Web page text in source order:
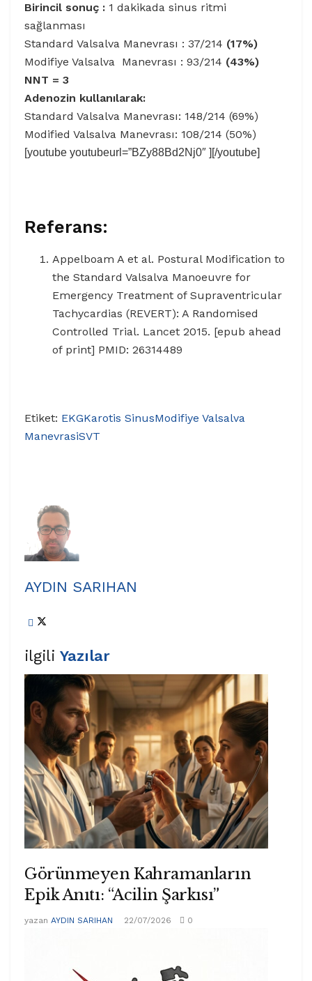
Birincil sonuç : 1 dakikada sinus ritmi
sağlanması
Standard Valsalva Manevrası : 37/214 (17%)
Modifiye Valsalva Manevrası : 93/214 (43%)
NNT = 3
Adenozin kullanılarak:
Standard Valsalva Manevrası: 148/214 (69%)
Modified Valsalva Manevrası: 108/214 (50%)
[youtube youtubeurl=”BZy88Bd2Nj0″ ][/youtube]
Referans:
Appelboam A et al. Postural Modification to
the Standard Valsalva Manoeuvre for
Emergency Treatment of Supraventricular
Tachycardias (REVERT): A Randomised
Controlled Trial. Lancet 2015. [epub ahead
of print] PMID: 26314489
Etiket: EKGKarotis SinusModifiye Valsalva
ManevrasiSVT
AYDIN SARIHAN
ilgili Yazılar
Görünmeyen Kahramanların
Epik Anıtı: “Acilin Şarkısı”
yazan AYDIN SARIHAN 22/07/2026 0